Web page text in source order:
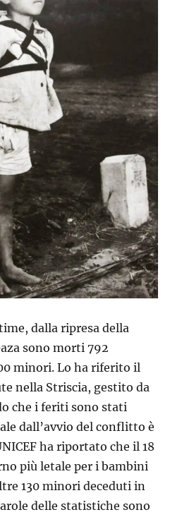
dalla ripresa della
sono morti 792
minori. Lo ha riferito il
nella Striscia, gestito da
che i feriti sono stati
dall’avvio del conflitto è
ha riportato che il 18
più letale per i bambini
130 minori deceduti in
delle statistiche sono